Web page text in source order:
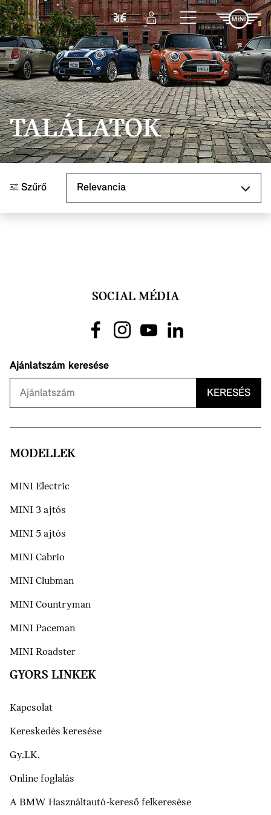
Ugrás a főtartalomra
Összehasonlítás
Bejelentkezés
TALÁLATOK
Szűrő
SOCIAL MÉDIA
Ajánlatszám keresése
KERESÉS
MODELLEK
MINI Electric
MINI 3 ajtós
MINI 5 ajtós
MINI Cabrio
MINI Clubman
MINI Countryman
MINI Paceman
MINI Roadster
GYORS LINKEK
Kapcsolat
Kereskedés keresése
Gy.I.K.
Online foglalás
A BMW Használtautó-kereső felkeresése